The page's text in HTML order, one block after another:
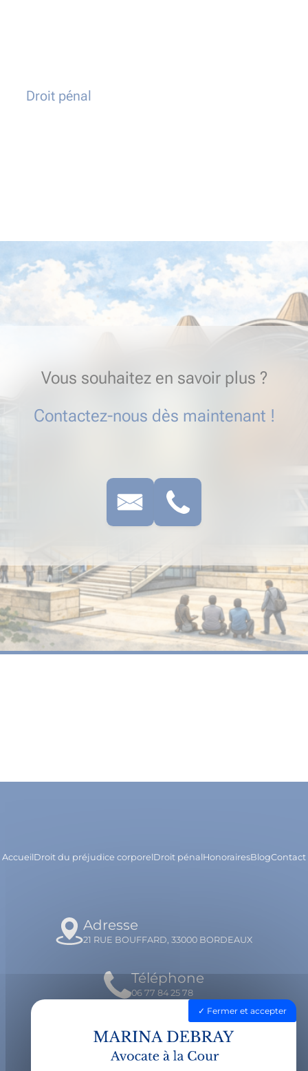
Droit pénal
Vous souhaitez en savoir plus ?
Contactez-nous dès maintenant !
AccueilDroit du préjudice corporelDroit pénalHonorairesBlogContact
Adresse
21 RUE BOUFFARD, 33000 BORDEAUX
Téléphone
06 77 84 25 78
Email
contact@avocatdebray.fr
Fermer et accepter